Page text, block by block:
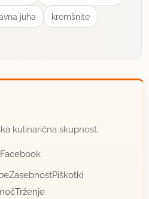
juha kremšnite
kulinarična skupnost.
Facebook
ZasebnostPiškotki
Trženje